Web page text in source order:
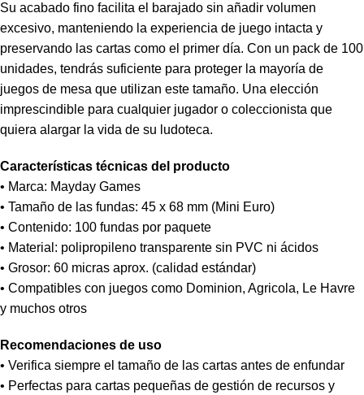
Su acabado fino facilita el barajado sin añadir volumen
excesivo, manteniendo la experiencia de juego intacta y
preservando las cartas como el primer día. Con un pack de 100
unidades, tendrás suficiente para proteger la mayoría de
juegos de mesa que utilizan este tamaño. Una elección
imprescindible para cualquier jugador o coleccionista que
quiera alargar la vida de su ludoteca.
Características técnicas del producto
• Marca: Mayday Games
• Tamaño de las fundas: 45 x 68 mm (Mini Euro)
• Contenido: 100 fundas por paquete
• Material: polipropileno transparente sin PVC ni ácidos
• Grosor: 60 micras aprox. (calidad estándar)
• Compatibles con juegos como Dominion, Agricola, Le Havre
y muchos otros
Recomendaciones de uso
• Verifica siempre el tamaño de las cartas antes de enfundar
• Perfectas para cartas pequeñas de gestión de recursos y